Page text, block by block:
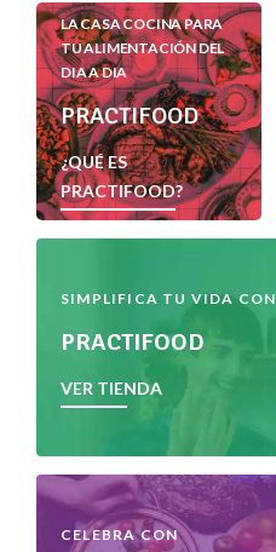
LA CASA COCINA PARA
TU ALIMENTACIÓN DEL
DIA A DIA
PRACTIFOOD
¿QUÉ ES
PRACTIFOOD?
SIMPLIFICA TU VIDA CON
PRACTIFOOD
VER TIENDA
CELEBRA CON